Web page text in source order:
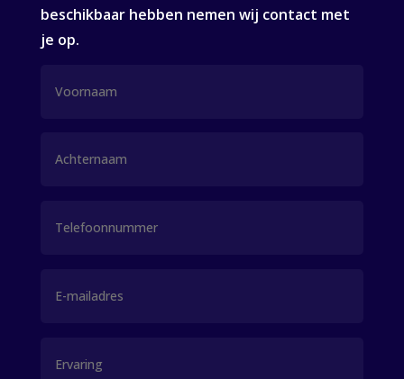
beschikbaar hebben nemen wij contact met
je op.
mailadres